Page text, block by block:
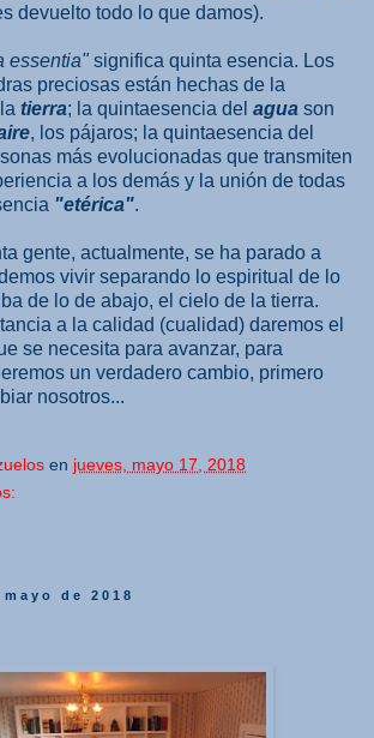
devuelto todo lo que damos).
essentia" significa quinta esencia. Los
preciosas están hechas de la
tierra; la quintaesencia del agua son
, los pájaros; la quintaesencia del
más evolucionadas que transmiten
a los demás y la unión de todas
"etérica".
gente, actualmente, se ha parado a
vivir separando lo espiritual de lo
de lo de abajo, el cielo de la tierra.
a la calidad (cualidad) daremos el
se necesita para avanzar, para
un verdadero cambio, primero
nosotros...
en jueves, mayo 17, 2018
de 2018